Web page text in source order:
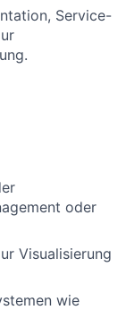
Service-
oder
Visualisierung
wie